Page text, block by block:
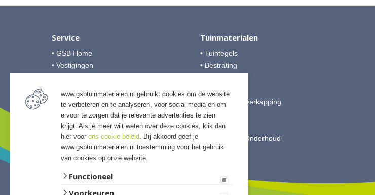
Service
• GSB Home
• Vestigingen
• Veelgestelde vragen
• Algemene voorwaarden
• Betalingsmogelijkheden
• Privacyverklaring
Tuinmaterialen
• Tuintegels
• Bestrating
• Tuinhout
• Tuinhuis & Overkapping
• Verlichting
• Accessoires
• Afwerking & Onderhoud
www.gsbtuinmaterialen.nl gebruikt cookies om de website
te verbeteren en te analyseren, voor social media en om
ervoor te zorgen dat je relevante advertenties te zien
krijgt. Als je meer wilt weten over deze cookies, klik dan
hier voor ons cookie beleid. Bij akkoord geef je
www.gsbtuinmaterialen.nl toestemming voor het gebruik
van cookies op onze website.
Functioneel
Voorkeuren